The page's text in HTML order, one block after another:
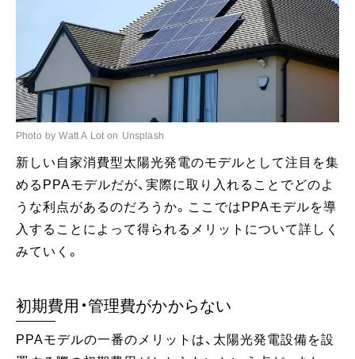
Photo by Watt A Lot on Unsplash
新しい自家消費型太陽光発電のモデルとして注目を集
めるPPAモデルだが、実際に取り入れることでどのよ
うな利点があるのだろうか。ここではPPAモデルを導
入することによって得られるメリットについて詳しく
みていく。
初期費用・管理費がかからない
PPAモデルの一番のメリットは、太陽光発電設備を設